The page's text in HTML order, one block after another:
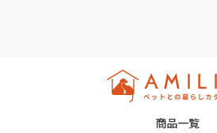
商品一覧